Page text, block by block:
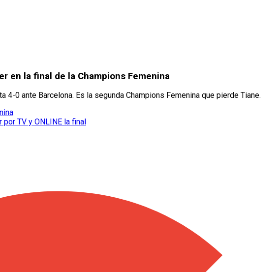
en la final de la Champions Femenina
4-0 ante Barcelona. Es la segunda Champions Femenina que pierde Tiane.
TV y ONLINE la final